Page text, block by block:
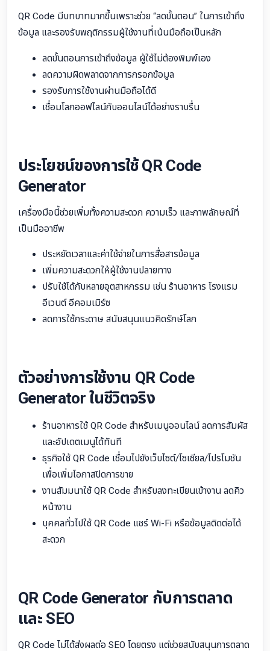
QR Code มีบทบาทมากขึ้นเพราะช่วย “ลดขั้นตอน” ในการเข้าถึง
ข้อมูล และรองรับพฤติกรรมผู้ใช้งานที่เน้นมือถือเป็นหลัก
ลดขั้นตอนการเข้าถึงข้อมูล ผู้ใช้ไม่ต้องพิมพ์เอง
ลดความผิดพลาดจากการกรอกข้อมูล
รองรับการใช้งานผ่านมือถือได้ดี
เชื่อมโลกออฟไลน์กับออนไลน์ได้อย่างราบรื่น
ประโยชน์ของการใช้ QR Code
Generator
เครื่องมือนี้ช่วยเพิ่มทั้งความสะดวก ความเร็ว และภาพลักษณ์ที่
เป็นมืออาชีพ
ประหยัดเวลาและค่าใช้จ่ายในการสื่อสารข้อมูล
เพิ่มความสะดวกให้ผู้ใช้งานปลายทาง
ปรับใช้ได้กับหลายอุตสาหกรรม เช่น ร้านอาหาร โรงแรม
อีเวนต์ อีคอมเมิร์ซ
ลดการใช้กระดาษ สนับสนุนแนวคิดรักษ์โลก
ตัวอย่างการใช้งาน QR Code
Generator ในชีวิตจริง
ร้านอาหารใช้ QR Code สำหรับเมนูออนไลน์ ลดการสัมผัส
และอัปเดตเมนูได้ทันที
ธุรกิจใช้ QR Code เชื่อมไปยังเว็บไซต์/โซเชียล/โปรโมชัน
เพื่อเพิ่มโอกาสปิดการขาย
งานสัมมนาใช้ QR Code สำหรับลงทะเบียนเข้างาน ลดคิว
หน้างาน
บุคคลทั่วไปใช้ QR Code แชร์ Wi-Fi หรือข้อมูลติดต่อได้
สะดวก
QR Code Generator กับการตลาด
และ SEO
QR Code ไม่ได้ส่งผลต่อ SEO โดยตรง แต่ช่วยสนับสนุนการตลาด